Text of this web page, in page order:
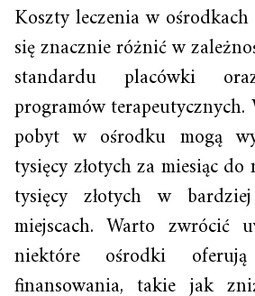
Koszty leczenia w
się znacznie różnić w
standardu placówki
programów terapeutycznych.
pobyt w ośrodku mogą
tysięcy złotych za miesiąc
tysięcy złotych w
miejscach. Warto zwrócić
niektóre ośrodki
finansowania, takie jak